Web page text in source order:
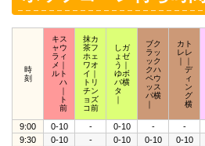
時
刻
キス
ャウ
ラィ
メ｜
ルト
ハ
｜
ト
前
抹カ
茶フ
ホェ
ワオ
イ｜
トリ
チン
ョズ
コ前
しガ
ょゼ
う｜
ゆボ
バ横
タ
｜
ブク
ラッ
ック
クハ
ペウ
ッス
パ横
｜
カト
レレ
｜｜
デ
ィ
ン
グ
横
9:00 0-10 - 0-10 - -
9:30
0-10 - 0-10 0-10 0-10